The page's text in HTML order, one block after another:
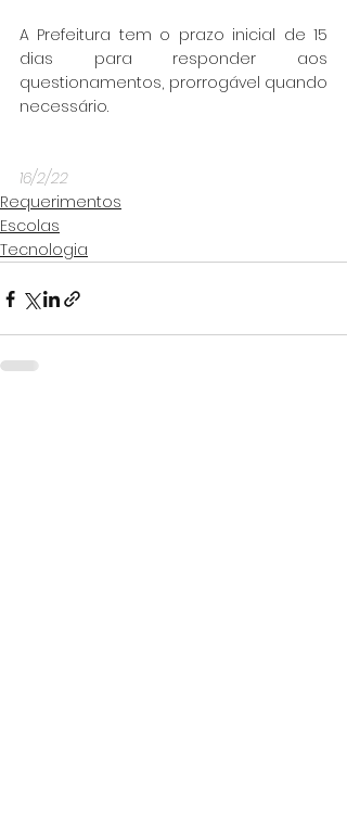
A Prefeitura tem o prazo inicial de 15
dias para responder aos
questionamentos, prorrogável quando
necessário.
16/2/22
Requerimentos
Escolas
Tecnologia